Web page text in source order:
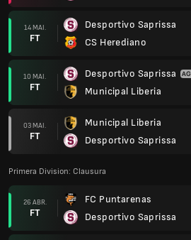
14 MAI.
FT
Desportivo Saprissa
CS Herediano
10 MAI.
FT
Desportivo Saprissa
Municipal Liberia
03 MAI.
FT
Municipal Liberia
Desportivo Saprissa
Primera Division: Clausura
26 ABR.
FT
FC Puntarenas
Desportivo Saprissa